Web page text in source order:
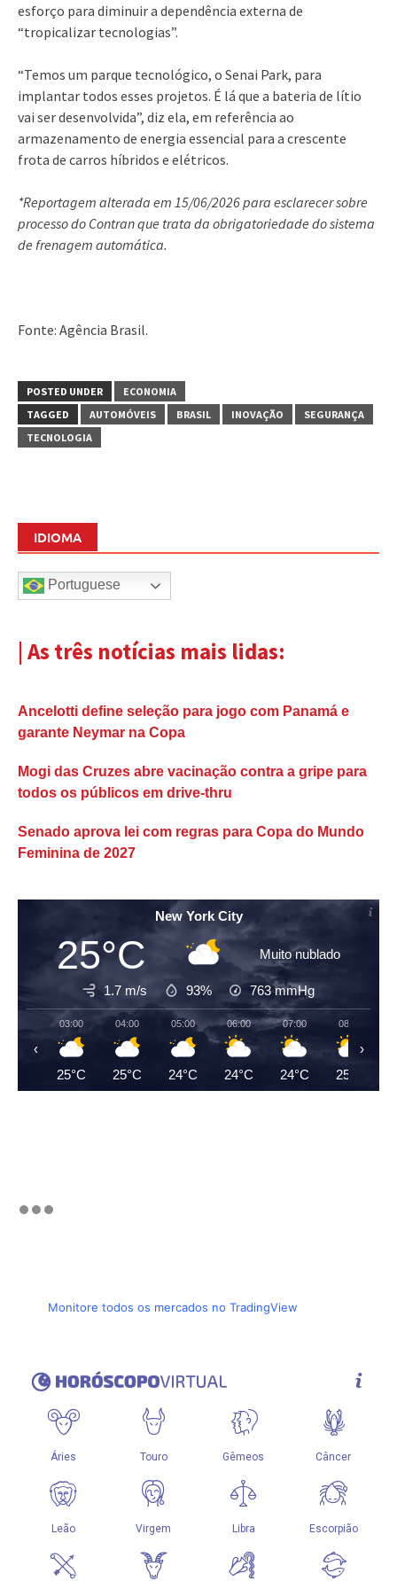
esforço para diminuir a dependência externa de
“tropicalizar tecnologias”.
“Temos um parque tecnológico, o Senai Park, para
implantar todos esses projetos. É lá que a bateria de lítio
vai ser desenvolvida”, diz ela, em referência ao
armazenamento de energia essencial para a crescente
frota de carros híbridos e elétricos.
*Reportagem alterada em 15/06/2026 para esclarecer sobre
processo do Contran que trata da obrigatoriedade do sistema
de frenagem automática.
Fonte: Agência Brasil.
POSTED UNDER
ECONOMIA
TAGGED
AUTOMÓVEIS BRASIL INOVAÇÃO
SEGURANÇA
TECNOLOGIA
IDIOMA
Portuguese
| As três notícias mais lidas:
Ancelotti define seleção para jogo com Panamá e
garante Neymar na Copa
Mogi das Cruzes abre vacinação contra a gripe para
todos os públicos em drive-thru
Senado aprova lei com regras para Copa do Mundo
Feminina de 2027
New York City
25°C Muito nublado
1.7 m/s 93% 763mmHg
03:00
25°C
04:00
25°C
05:00
24°C
06:00
24°C
07:00
24°C
08:00
25°C
‹ ›
Monitore todos os mercados no TradingView